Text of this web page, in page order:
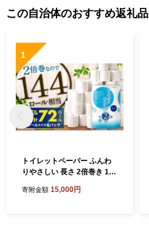
この自治体のおすすめ返礼品
1
トイレットペーパー ふんわ
りやさしい 長さ 2倍巻き 100
防災
寄附金額 15,000円